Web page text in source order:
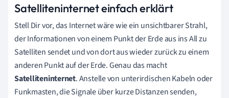
Satelliteninternet einfach erklärt
Stell Dir vor, das Internet wäre wie ein unsichtbarer Strahl,
der Informationen von einem Punkt der Erde aus ins All zu
Satelliten sendet und von dort aus wieder zurück zu einem
anderen Punkt auf der Erde. Genau das macht
Satelliteninternet. Anstelle von unterirdischen Kabeln oder
Funkmasten, die Signale über kurze Distanzen senden,